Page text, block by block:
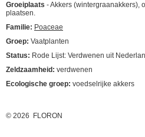
Groeiplaats - Akkers (wintergraanakkers),
plaatsen.
Familie: Poaceae
Groep: Vaatplanten
Status: Rode Lijst: Verdwenen uit
Zeldzaamheid: verdwenen
Ecologische groep: voedselrijke akkers
© 2026 FLORON